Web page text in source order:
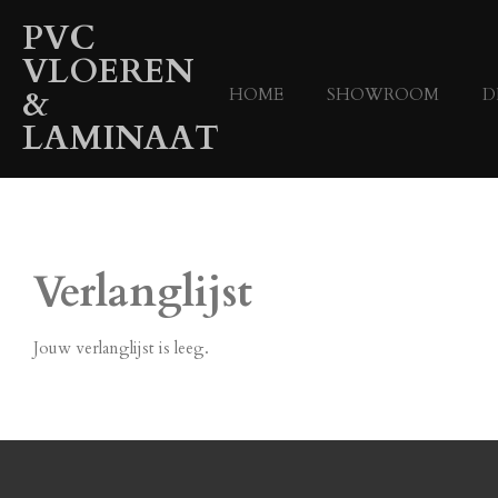
Ga
direct
naar
de
hoofdinhoud
PVC
VLOEREN
&
LAMINAAT
HOME SHOWROOM
Verlanglijst
Jouw verlanglijst is leeg.